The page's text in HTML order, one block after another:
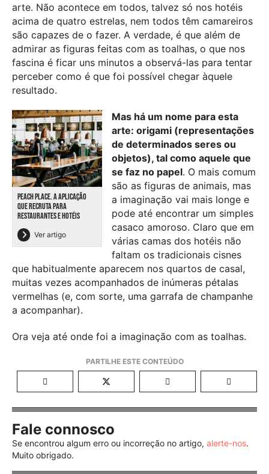
arte. Não acontece em todos, talvez só nos hotéis
acima de quatro estrelas, nem todos têm camareiros
são capazes de o fazer. A verdade, é que além de
admirar as figuras feitas com as toalhas, o que nos
fascina é ficar uns minutos a observá-las para tentar
perceber como é que foi possível chegar àquele
resultado.
PEACH PLACE. A APLICAÇÃO
QUE RECRUTA PARA
RESTAURANTES E HOTÉIS
Ver artigo
Mas há um nome para esta
arte: origami (representações
de determinados seres ou
objetos), tal como aquele que
se faz no papel. O mais comum
são as figuras de animais, mas
a imaginação vai mais longe e
pode até encontrar um simples
casaco amoroso. Claro que em
várias camas dos hotéis não
faltam os tradicionais cisnes
que habitualmente aparecem nos quartos de casal,
muitas vezes acompanhados de inúmeras pétalas
vermelhas (e, com sorte, uma garrafa de champanhe
a acompanhar).
Ora veja até onde foi a imaginação com as toalhas.
Fale connosco
Se encontrou algum erro ou incorreção no artigo, alerte-nos.
Muito obrigado.